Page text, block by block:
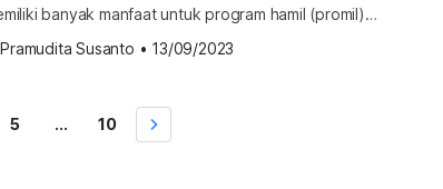
banyak manfaat untuk program hamil (promil).
di dalam Folavit merupakan salah satu asupan
wanita yang berencana hamil, ibu yang
Berapa […]
Susanto • 13/09/2023
5 ... 10